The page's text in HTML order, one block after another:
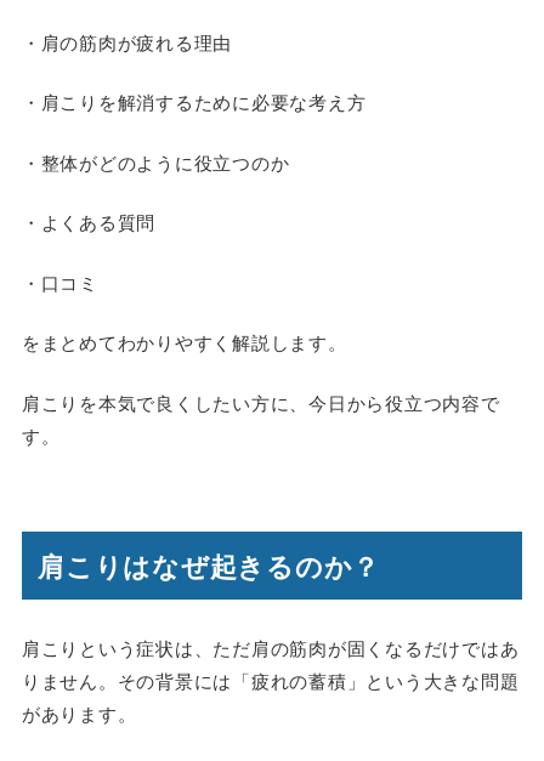
・肩の筋肉が疲れる理由
・肩こりを解消するために必要な考え方
・整体がどのように役立つのか
・よくある質問
・口コミ
をまとめてわかりやすく解説します。
肩こりを本気で良くしたい方に、今日から役立つ内容で
す。
肩こりはなぜ起きるのか？
肩こりという症状は、ただ肩の筋肉が固くなるだけではあ
りません。その背景には「疲れの蓄積」という大きな問題
があります。